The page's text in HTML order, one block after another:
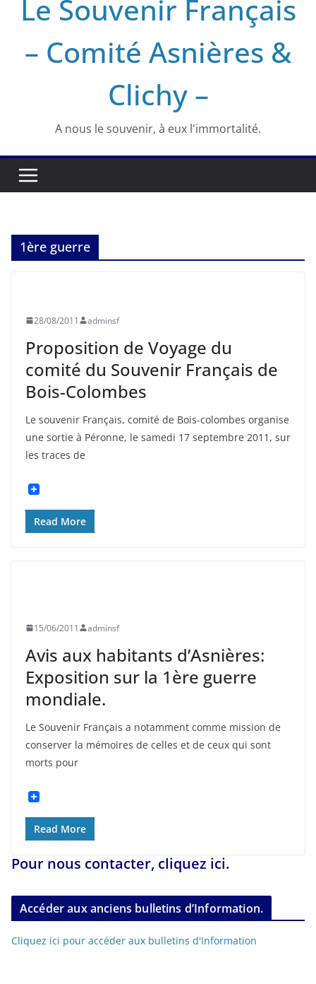
Le Souvenir Français
– Comité Asnières &
Clichy –
A nous le souvenir, à eux l'immortalité.
1ère guerre
28/08/2011 adminsf
Proposition de Voyage du
comité du Souvenir Français de
Bois-Colombes
Le souvenir Français, comité de Bois-colombes organise
une sortie à Péronne, le samedi 17 septembre 2011, sur
les traces de
Read More
15/06/2011 adminsf
Avis aux habitants d’Asnières:
Exposition sur la 1ère guerre
mondiale.
Le Souvenir Français a notamment comme mission de
conserver la mémoires de celles et de ceux qui sont
morts pour
Read More
Pour nous contacter, cliquez ici.
Accéder aux anciens bulletins d’Information.
Cliquez ici pour accéder aux bulletins d'Information